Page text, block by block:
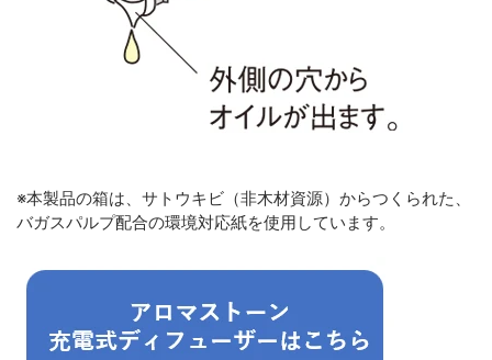
※本製品の箱は、サトウキビ（非木材資源）からつくられた、
バガスパルプ配合の環境対応紙を使用しています。